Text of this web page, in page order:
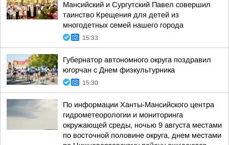
Мансийский и Сургутский Павел совершил
таинство Крещения для детей из
многодетных семей нашего города
15:33
Губернатор автономного округа поздравил
югорчан с Днем физкультурника
15:30
По информации Ханты-Мансийского центра
гидрометеорологии и мониторинга
окружающей среды, ночью 9 августа местами
по восточной половине округа, днем местами